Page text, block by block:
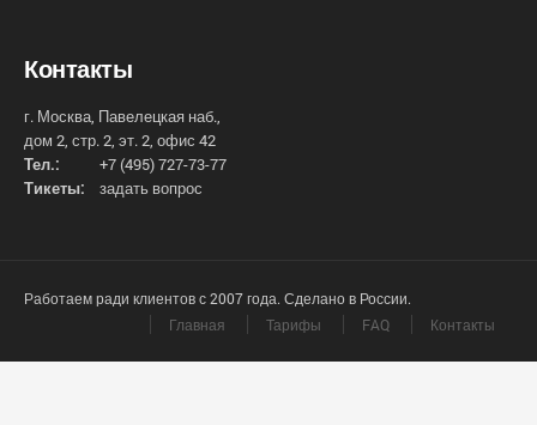
Контакты
г. Москва, Павелецкая наб.,
дом 2, стр. 2, эт. 2, офис 42
Тел.:
+7 (495) 727-73-77
Тикеты:
задать вопрос
Работаем ради клиентов с 2007 года. Сделано в России.
Главная
Тарифы FAQ Контакты